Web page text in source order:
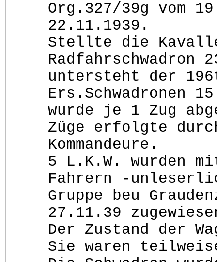
Org.327/39g vom
22.11.1939.
Stellte die
Radfahrschwadron
untersteht der
Ers.Schwadronen
wurde je 1 Zug
Züge erfolgte
Kommandeure.
5 L.K.W. wurden
Fahrern -
Gruppe beu
27.11.39
Der Zustand der
Sie waren